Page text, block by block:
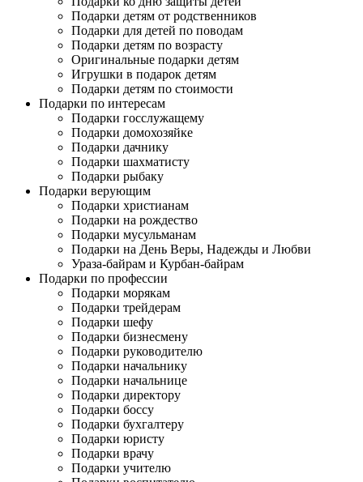
Подарки детям от родственников
Подарки для детей по поводам
Подарки детям по возрасту
Оригинальные подарки детям
Игрушки в подарок детям
Подарки детям по стоимости
Подарки по интересам
Подарки госслужащему
Подарки домохозяйке
Подарки дачнику
Подарки шахматисту
Подарки рыбаку
Подарки верующим
Подарки христианам
Подарки на рождество
Подарки мусульманам
Подарки на День Веры, Надежды и Любви
Ураза-байрам и Курбан-байрам
Подарки по профессии
Подарки морякам
Подарки трейдерам
Подарки шефу
Подарки бизнесмену
Подарки руководителю
Подарки начальнику
Подарки начальнице
Подарки директору
Подарки боссу
Подарки бухгалтеру
Подарки юристу
Подарки врачу
Подарки учителю